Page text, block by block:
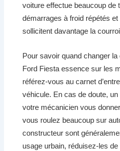
voiture effectue beaucoup de
démarrages à froid répétés
sollicitent davantage la
Pour savoir quand changer
Ford Fiesta essence sur les
référez-vous au carnet
véhicule. En cas de doute,
votre mécanicien vous
vous roulez beaucoup sur
constructeur sont
usage urbain, réduisez-les de